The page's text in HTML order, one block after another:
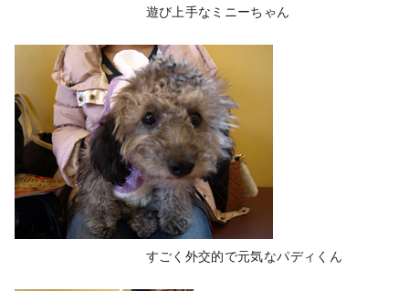
遊び上手なミニーちゃん
すごく外交的で元気なパディくん